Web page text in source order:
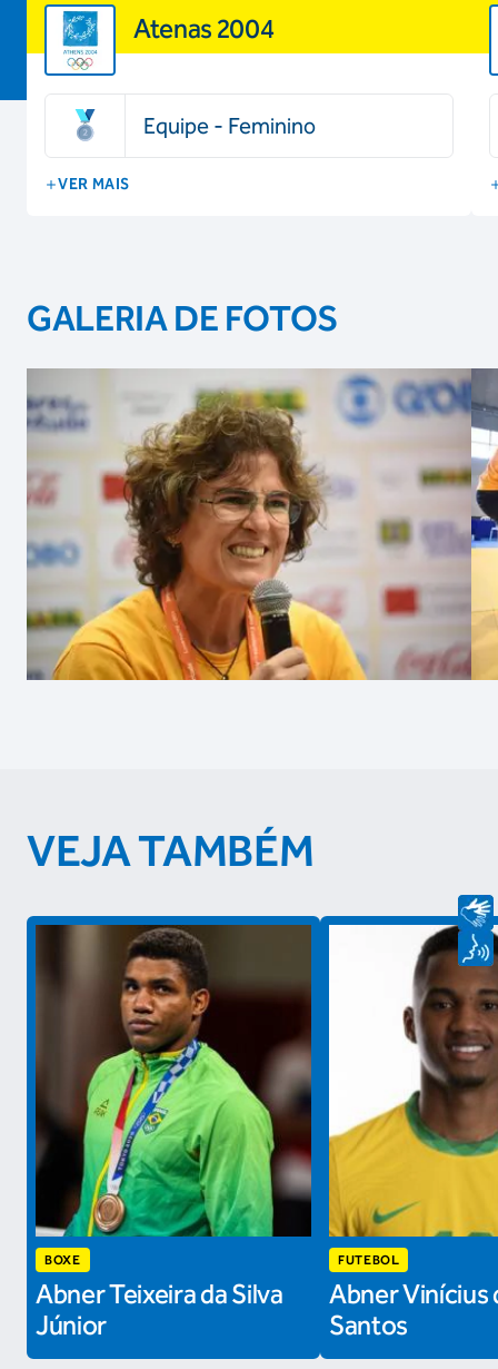
Atenas 2004
Equipe - Feminino
VER MAIS
GALERIA DE FOTOS
VEJA TAMBÉM
BOXE
Abner Teixeira da Silva
Júnior
FUTEBOL
Abner Vinícius
Santos